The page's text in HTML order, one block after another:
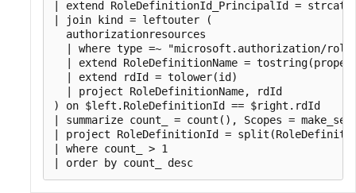
| extend RoleDefinitionId_PrincipalId =
| join kind = leftouter (
  authorizationresources
| where type =~ "microsoft.authorization/
| extend RoleDefinitionName =
  | extend rdId = tolower(id)
  | project RoleDefinitionName, rdId
) on $left.RoleDefinitionId == $right.rdId
| summarize count_ = count(), Scopes =
| project RoleDefinitionId =
| where count_ > 1